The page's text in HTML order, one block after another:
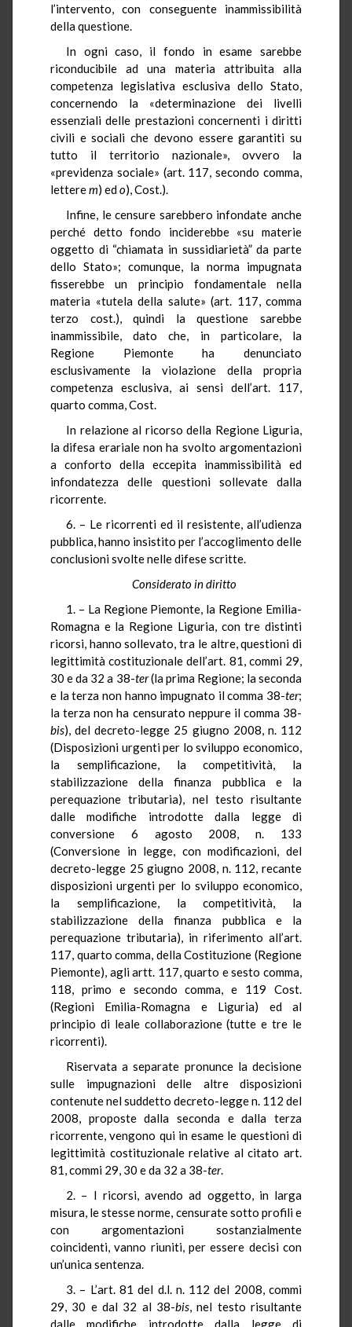
l’intervento, con conseguente inammissibilità
della questione.
In ogni caso, il fondo in esame sarebbe
riconducibile ad una materia attribuita alla
competenza legislativa esclusiva dello Stato,
concernendo la «determinazione dei livelli
essenziali delle prestazioni concernenti i diritti
civili e sociali che devono essere garantiti su
tutto il territorio nazionale», ovvero la
«previdenza sociale» (art. 117, secondo comma,
letterem) edo), Cost.).
Infine, le censure sarebbero infondate anche
perché detto fondo inciderebbe «su materie
oggetto di “chiamata in sussidiarietà” da parte
dello Stato»; comunque, la norma impugnata
fisserebbe un principio fondamentale nella
materia «tutela della salute» (art. 117, comma
terzo cost.), quindi la questione sarebbe
inammissibile, dato che, in particolare, la
Regione Piemonte ha denunciato
esclusivamente la violazione della propria
competenza esclusiva, ai sensi dell’art. 117,
quarto comma, Cost.
In relazione al ricorso della Regione Liguria,
la difesa erariale non ha svolto argomentazioni
a conforto della eccepita inammissibilità ed
infondatezza delle questioni sollevate dalla
ricorrente.
6. – Le ricorrenti ed il resistente, all’udienza
pubblica, hanno insistito per l’accoglimento delle
conclusioni svolte nelle difese scritte.
Considerato in diritto
1. – La Regione Piemonte, la Regione Emilia-
Romagna e la Regione Liguria, con tre distinti
ricorsi, hanno sollevato, tra le altre, questioni di
legittimità costituzionale dell’art. 81, commi 29,
30 e da 32 a 38-ter(la prima Regione; la seconda
e la terza non hanno impugnato il comma 38-ter;
la terza non ha censurato neppure il comma 38-
bis), del decreto-legge 25 giugno 2008, n. 112
(Disposizioni urgenti per lo sviluppo economico,
la semplificazione, la competitività, la
stabilizzazione della finanza pubblica e la
perequazione tributaria), nel testo risultante
dalle modifiche introdotte dalla legge di
conversione 6 agosto 2008, n. 133
(Conversione in legge, con modificazioni, del
decreto-legge 25 giugno 2008, n. 112, recante
disposizioni urgenti per lo sviluppo economico,
la semplificazione, la competitività, la
stabilizzazione della finanza pubblica e la
perequazione tributaria), in riferimento all’art.
117, quarto comma, della Costituzione (Regione
Piemonte), agli artt. 117, quarto e sesto comma,
118, primo e secondo comma, e 119 Cost.
(Regioni Emilia-Romagna e Liguria) ed al
principio di leale collaborazione (tutte e tre le
ricorrenti).
Riservata a separate pronunce la decisione
sulle impugnazioni delle altre disposizioni
contenute nel suddetto decreto-legge n. 112 del
2008, proposte dalla seconda e dalla terza
ricorrente, vengono qui in esame le questioni di
legittimità costituzionale relative al citato art.
81, commi 29, 30 e da 32 a 38-ter.
2. – I ricorsi, avendo ad oggetto, in larga
misura, le stesse norme, censurate sotto profili e
con argomentazioni sostanzialmente
coincidenti, vanno riuniti, per essere decisi con
un’unica sentenza.
3. – L’art. 81 del d.l. n. 112 del 2008, commi
29, 30 e dal 32 al 38-bis, nel testo risultante
dalle modifiche introdotte dalla legge di